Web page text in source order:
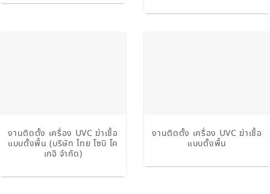
งานติดตั้ง เครื่อง UVC ฆ่าเชื้อ
แบบตั้งพื้น (บริษัท ไทย โซบิ โค
เกอิ จำกัด)
งานติดตั้ง เครื่อง UVC ฆ่าเชื้อ
แบบตั้งพื้น